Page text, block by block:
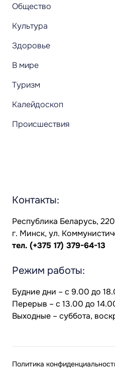
Общество
Культура
Здоровье
В мире
Туризм
Калейдоскоп
Происшествия
Контакты:
Республика Беларусь,
г. Минск, ул.
тел. (+375 17) 379-64-13
Режим работы:
Будние дни – с 9.00 до
Перерыв – с 13.00 до
Выходные – суббота,
Политика